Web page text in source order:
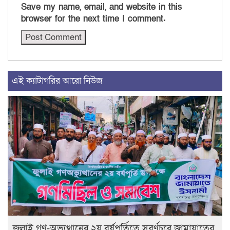
Save my name, email, and website in this
browser for the next time I comment.
এই ক্যাটাগরির আরো নিউজ